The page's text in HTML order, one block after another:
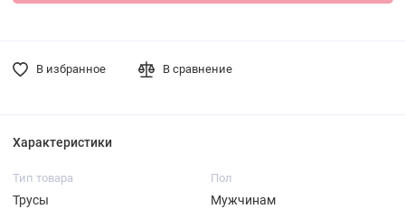
В избранное В сравнение
Характеристики
Тип товара
Трусы
Пол
Мужчинам